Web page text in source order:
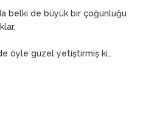
belki de büyük bir çoğunluğu
öyle güzel yetiştirmiş ki…